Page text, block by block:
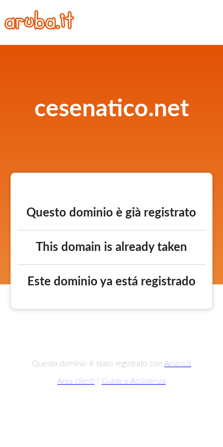
cesenatico.net
Questo dominio è già registrato
This domain is already taken
Este dominio ya está registrado
Questo dominio è stato registrato con Aruba.it
Area clienti Guide e Assistenza